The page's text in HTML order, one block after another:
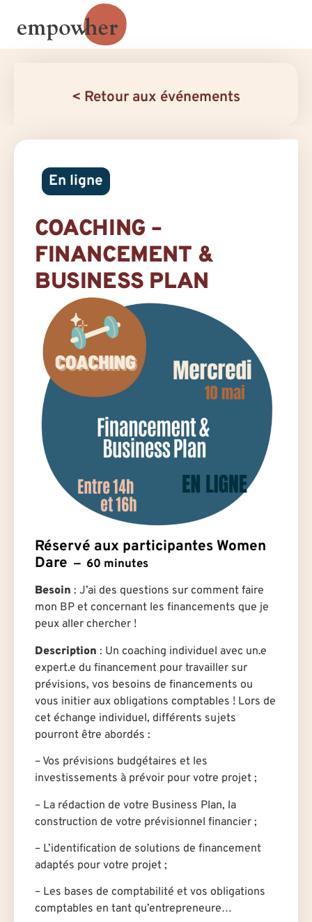
< Retour aux événements
En ligne
COACHING –
FINANCEMENT &
BUSINESS PLAN
Réservé aux participantes Women
Dare
60 minutes
Besoin : J’ai des questions sur comment faire
mon BP et concernant les financements que je
peux aller chercher !
Description : Un coaching individuel avec un.e
expert.e du financement pour travailler sur
prévisions, vos besoins de financements ou
vous initier aux obligations comptables ! Lors de
cet échange individuel, différents sujets
pourront être abordés :
– Vos prévisions budgétaires et les
investissements à prévoir pour votre projet ;
– La rédaction de votre Business Plan, la
construction de votre prévisionnel financier ;
– L’identification de solutions de financement
adaptés pour votre projet ;
– Les bases de comptabilité et vos obligations
comptables en tant qu’entrepreneure…